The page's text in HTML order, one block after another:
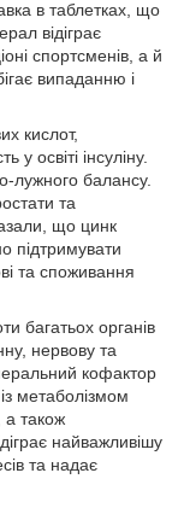
в таблетках, що
відіграє
спортсменів, а й
випаданню і
кислот,
у освіті інсуліну.
лужного балансу.
та
що цинк
підтримувати
та споживання
багатьох органів
нервову та
кофактор
метаболізмом
а також
найважливішу
та надає